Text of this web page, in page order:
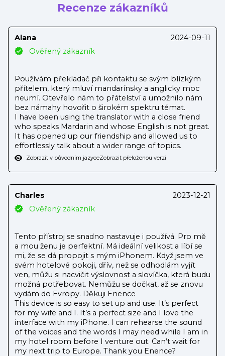
Recenze zákazníků
Alana
2024-09-11
Ověřený zákazník
Používám překladač při kontaktu se svým blízkým
přítelem, který mluví mandarínsky a anglicky moc
neumí. Otevřelo nám to přátelství a umožnilo nám
bez námahy hovořit o širokém spektru témat.
I have been using the translator with a close friend
who speaks Mardarin and whose English is not great.
It has opened up our friendship and allowed us to
effortlessly talk about a wider range of topics.
Zobrazit v původním jazyceZobrazit přeloženou verzi
Charles
2023-12-21
Ověřený zákazník
Tento přístroj se snadno nastavuje i používá. Pro mě
a mou ženu je perfektní. Má ideální velikost a líbí se
mi, že se dá propojit s mým iPhonem. Když jsem ve
svém hotelové pokoji, dřív, než se odhodlám vyjít
ven, můžu si nacvičit výslovnost a slovíčka, která budu
možná potřebovat. Nemůžu se dočkat, až se znovu
vydám do Evropy. Děkuji Enence
This device is so easy to set up and use. It’s perfect
for my wife and I. It’s a perfect size and I love the
interface with my iPhone. I can rehearse the sound
of the voices and the words I may need while I am in
my hotel room before I venture out. Can’t wait for
my next trip to Europe. Thank you Enence?